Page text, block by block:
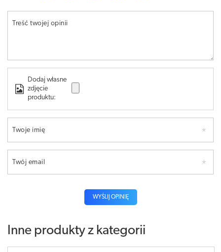
Treść twojej opinii
Dodaj własne
zdjęcie
produktu:
Twoje imię
Twój email
WYŚLIJ OPINIĘ
Inne produkty z kategorii